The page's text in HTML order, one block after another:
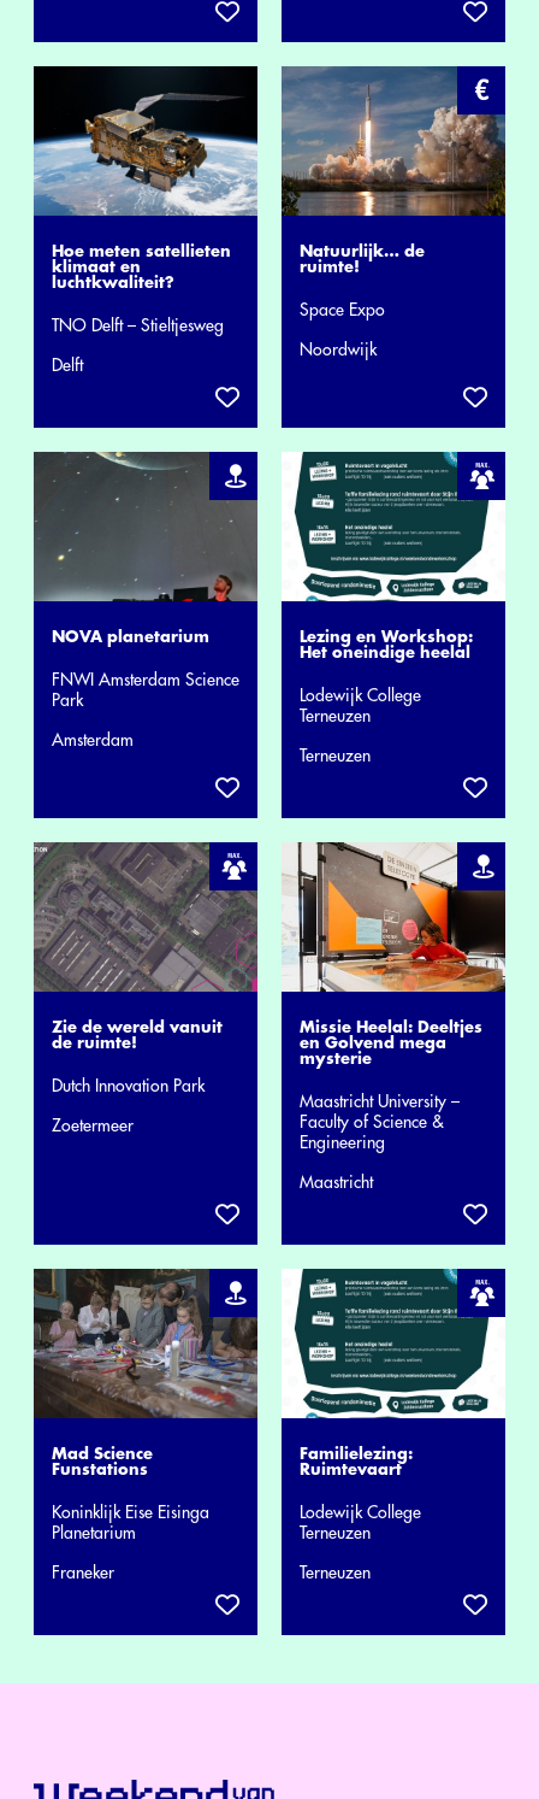
Hoe meten satellieten
klimaat en
luchtkwaliteit?
TNO Delft – Stieltjesweg
Delft
Natuurlijk… de
ruimte!
Space Expo
Noordwijk
NOVA planetarium
FNWI Amsterdam Science
Park
Amsterdam
Lezing en Workshop:
Het oneindige heelal
Lodewijk College
Terneuzen
Terneuzen
Zie de wereld vanuit
de ruimte!
Dutch Innovation Park
Zoetermeer
Missie Heelal: Deeltjes
en Golvend mega
mysterie
Maastricht University –
Faculty of Science &
Engineering
Maastricht
Mad Science
Funstations
Koninklijk Eise Eisinga
Planetarium
Franeker
Familielezing:
Ruimtevaart
Lodewijk College
Terneuzen
Terneuzen